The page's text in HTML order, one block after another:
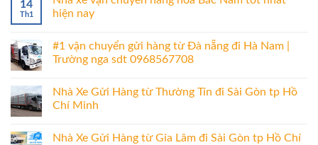
14
Th1
hiện nay
#1 vận chuyển gửi hàng từ Đà nẵng đi Hà Nam |
Trường nga sdt 0968567708
Nhà Xe Gửi Hàng từ Thường Tín đi Sài Gòn tp Hồ
Chí Minh
Nhà Xe Gửi Hàng từ Gia Lâm đi Sài Gòn tp Hồ Chí